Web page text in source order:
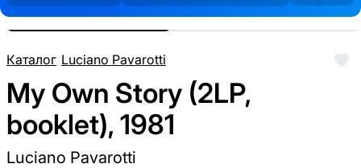
Каталог/Luciano Pavarotti
My Own Story (2LP,
booklet), 1981
Luciano Pavarotti
Реальные фото пластинки.
Нажмите, чтобы увеличить